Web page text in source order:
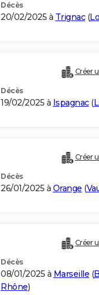
Décès
20/02/2025 à Trignac(
Créer
Décès
19/02/2025 à Ispagnac(
Créer
Décès
26/01/2025 à Orange (
Créer
Décès
08/01/2025 à Marseille (
Rhône)